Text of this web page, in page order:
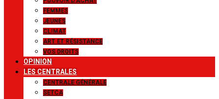
FEMMES
JEUNES
CLIMAT
ART ET RÉSISTANCE
VOS DROITS
OPINION
LES CENTRALES
CENTRALE GÉNÉRALE
SETCA